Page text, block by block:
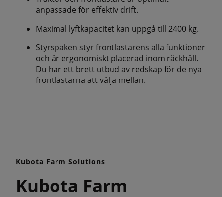
anpassade för effektiv drift.
Maximal lyftkapacitet kan uppgå till 2400 kg.
Styrspaken styr frontlastarens alla funktioner
och är ergonomiskt placerad inom räckhåll.
Du har ett brett utbud av redskap för de nya
frontlastarna att välja mellan.
Kubota Farm Solutions
Kubota Farm